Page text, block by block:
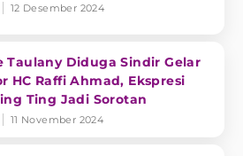
12 Desember 2024
Taulany Diduga Sindir Gelar
HC Raffi Ahmad, Ekspresi
Ting Jadi Sorotan
11 November 2024